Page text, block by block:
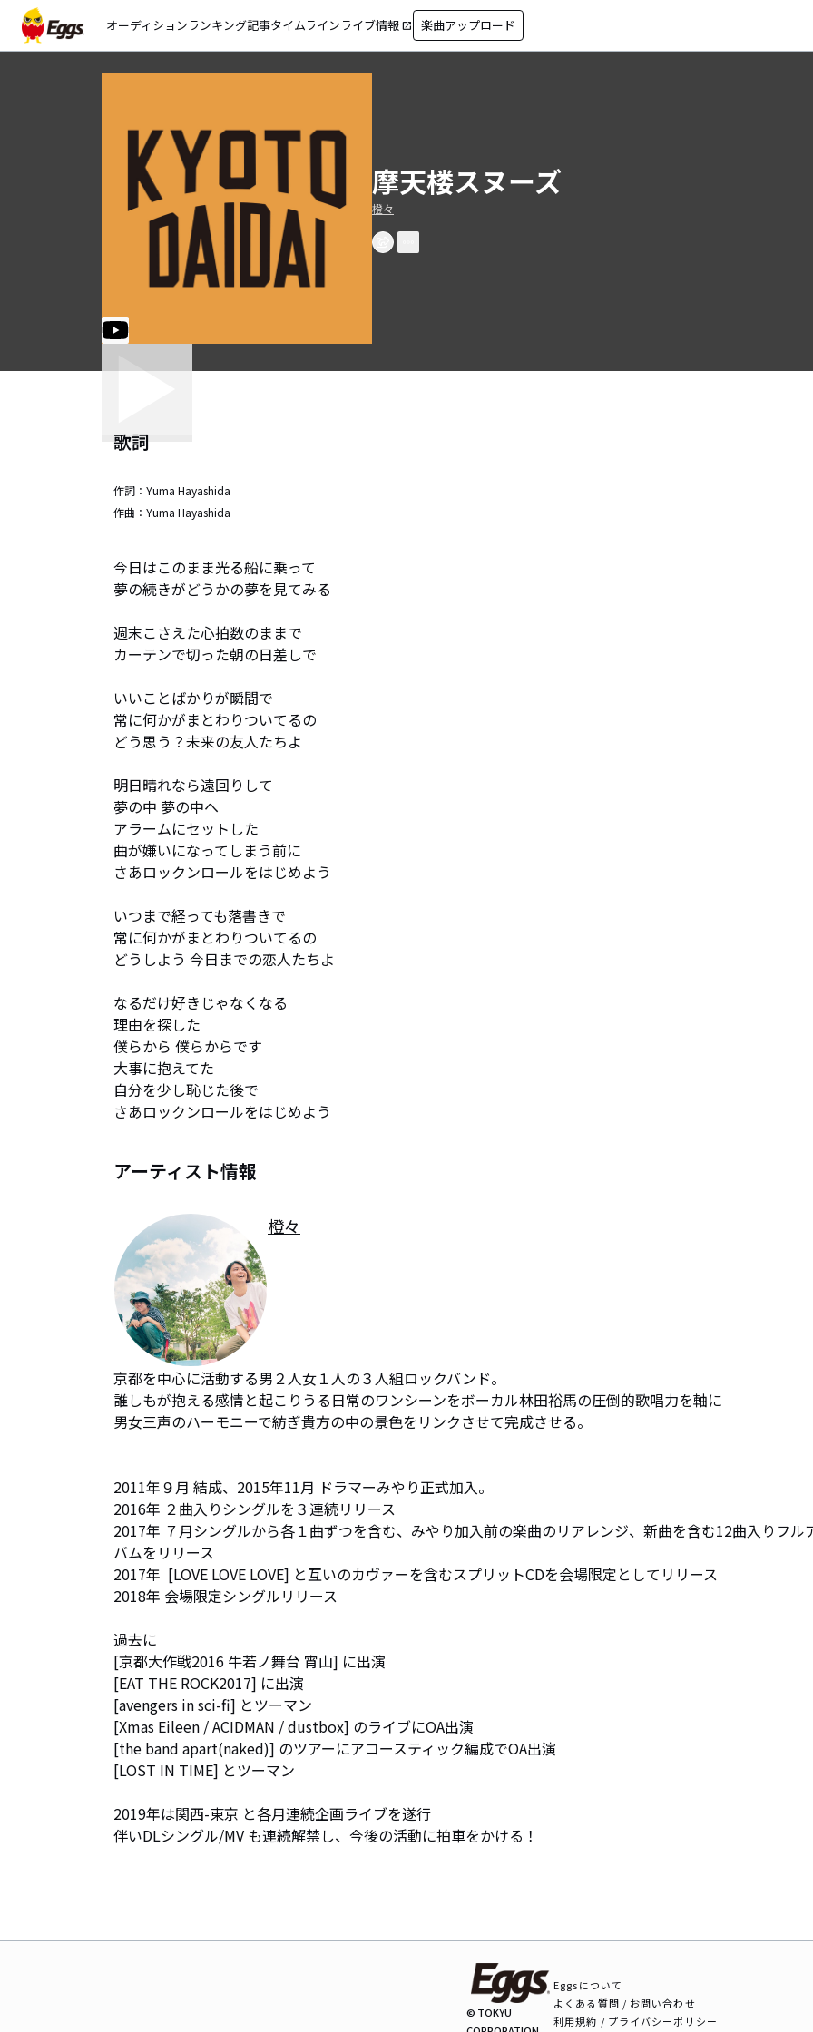
オーディションランキング記事タイムラインライブ情報 open_in_new 楽曲アップロード
摩天楼スヌーズ
橙々
歌詞
作詞： Yuma Hayashida
作曲： Yuma Hayashida
今日はこのまま光る船に乗って
夢の続きがどうかの夢を見てみる
週末こさえた心拍数のままで
カーテンで切った朝の日差しで
いいことばかりが瞬間で
常に何かがまとわりついてるの
どう思う？未来の友人たちよ
明日晴れなら遠回りして
夢の中 夢の中へ
アラームにセットした
曲が嫌いになってしまう前に
さあロックンロールをはじめよう
いつまで経っても落書きで
常に何かがまとわりついてるの
どうしよう 今日までの恋人たちよ
なるだけ好きじゃなくなる
理由を探した
僕らから 僕らからです
大事に抱えてた
自分を少し恥じた後で
さあロックンロールをはじめよう
アーティスト情報
橙々
京都を中心に活動する男２人女１人の３人組ロックバンド。
誰しもが抱える感情と起こりうる日常のワンシーンをボーカル林田裕馬の圧倒的歌唱力を軸に
男女三声のハーモニーで紡ぎ貴方の中の景色をリンクさせて完成させる。
2011年９月 結成、2015年11月 ドラマーみやり正式加入。
2016年 ２曲入りシングルを３連続リリース
2017年 ７月シングルから各１曲ずつを含む、みやり加入前の楽曲のリアレンジ、新曲を含む12曲入りフル
バムをリリース
2017年  [LOVE LOVE LOVE] と互いのカヴァーを含むスプリットCDを会場限定としてリリース
2018年 会場限定シングルリリース
過去に
[京都大作戦2016 牛若ノ舞台 宵山] に出演
[EAT THE ROCK2017] に出演
[avengers in sci-fi] とツーマン
[Xmas Eileen / ACIDMAN / dustbox] のライブにOA出演
[the band apart(naked)] のツアーにアコースティック編成でOA出演
[LOST IN TIME] とツーマン
2019年は関西-東京 と各月連続企画ライブを遂行
伴いDLシングル/MV も連続解禁し、今後の活動に拍車をかける！
© TOKYU
Eggsについて
よくある質問 / お問い合わせ
利用規約 / プライバシーポリシー